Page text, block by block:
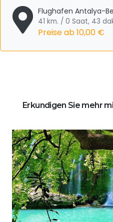
Flughafen Antalya-
41 km. / 0 Saat, 43
Preise ab10,00 €
Erkundigen Sie mehr